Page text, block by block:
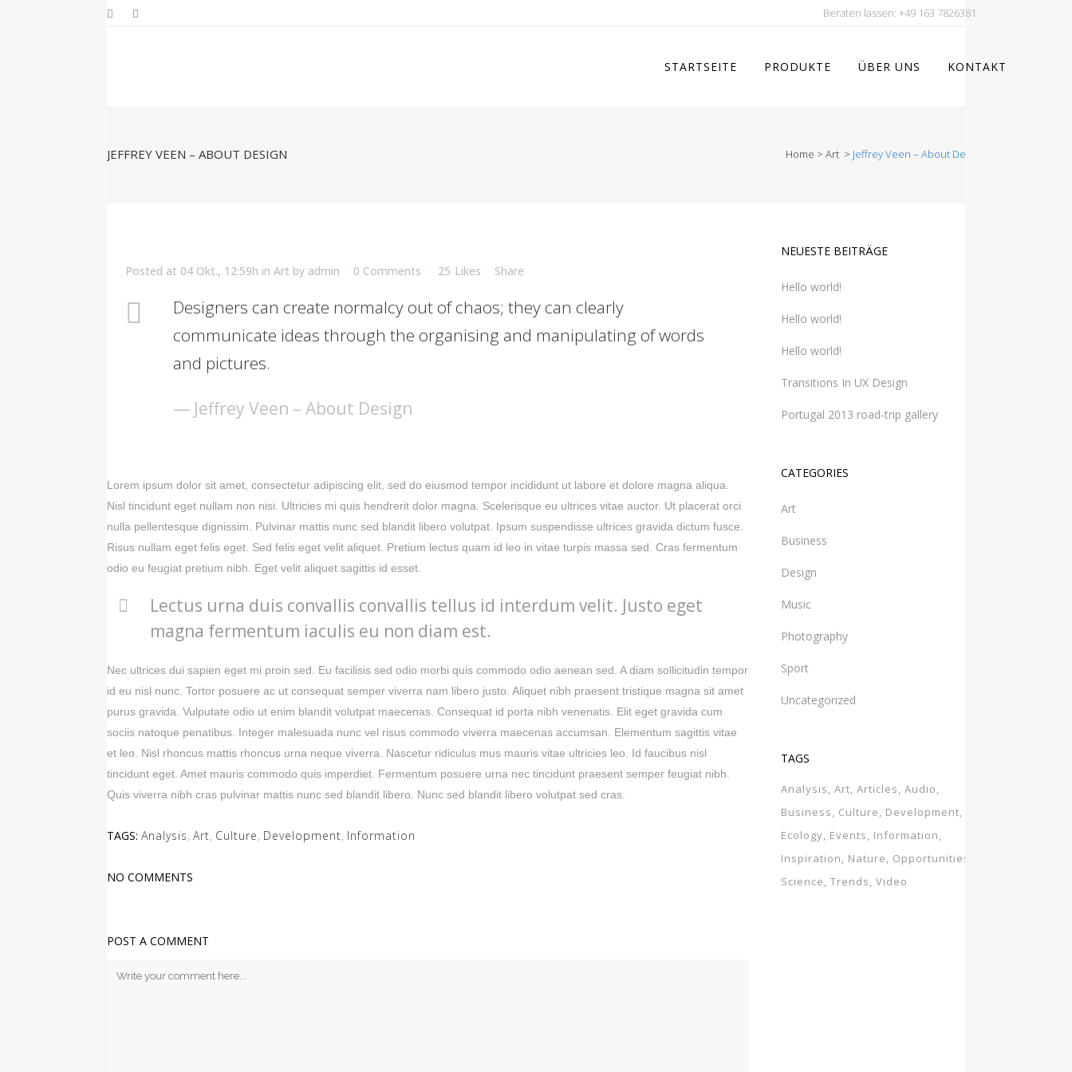
Beraten lassen:+49 163 7826381
STARTSEITE PRODUKTE ÜBER UNS KONTAKT
JEFFREY VEEN – ABOUT DESIGN Home >Art > Jeffrey Veen – About Design
Posted at 04 Okt., 12:59h inArt by admin 0 Comments 25 Likes Share
Designers can create normalcy out of chaos; they can clearly
communicate ideas through the organising and manipulating of words
and pictures.
— Jeffrey Veen – About Design
Lorem ipsum dolor sit amet, consectetur adipiscing elit, sed do eiusmod tempor incididunt ut labore et dolore magna aliqua.
Nisl tincidunt eget nullam non nisi. Ultricies mi quis hendrerit dolor magna. Scelerisque eu ultrices vitae auctor. Ut placerat orci
nulla pellentesque dignissim. Pulvinar mattis nunc sed blandit libero volutpat. Ipsum suspendisse ultrices gravida dictum fusce.
Risus nullam eget felis eget. Sed felis eget velit aliquet. Pretium lectus quam id leo in vitae turpis massa sed. Cras fermentum
odio eu feugiat pretium nibh. Eget velit aliquet sagittis id esset.
Lectus urna duis convallis convallis tellus id interdum velit. Justo eget
magna fermentum iaculis eu non diam est.
Nec ultrices dui sapien eget mi proin sed. Eu facilisis sed odio morbi quis commodo odio aenean sed. A diam sollicitudin tempor
id eu nisl nunc. Tortor posuere ac ut consequat semper viverra nam libero justo. Aliquet nibh praesent tristique magna sit amet
purus gravida. Vulputate odio ut enim blandit volutpat maecenas. Consequat id porta nibh venenatis. Elit eget gravida cum
sociis natoque penatibus. Integer malesuada nunc vel risus commodo viverra maecenas accumsan. Elementum sagittis vitae
et leo. Nisl rhoncus mattis rhoncus urna neque viverra. Nascetur ridiculus mus mauris vitae ultricies leo. Id faucibus nisl
tincidunt eget. Amet mauris commodo quis imperdiet. Fermentum posuere urna nec tincidunt praesent semper feugiat nibh.
Quis viverra nibh cras pulvinar mattis nunc sed blandit libero. Nunc sed blandit libero volutpat sed cras.
TAGS: Analysis,Art, Culture, Development, Information
NO COMMENTS
POST A COMMENT
NEUESTE BEITRÄGE
Hello world!
Hello world!
Hello world!
Transitions In UX Design
Portugal 2013 road-trip gallery
CATEGORIES
Art
Business
Design
Music
Photography
Sport
Uncategorized
TAGS
Analysis Art Articles Audio
Business
Culture
Development
Ecology Events
Information
Inspiration
Nature
Opportunities
Science Trends Video